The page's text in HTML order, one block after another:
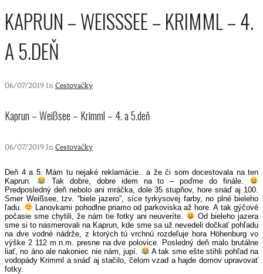
KAPRUN – WEISSSEE – KRIMML – 4. A
5.DEŇ
06/07/2019 In Cestovačky
Kaprun – Weißsee – Krimml – 4. a 5.deň
06/07/2019 In Cestovačky
Deň 4 a 5: Mám tu nejaké reklamácie.. a že či som docestovala na ten
Kaprun.
Tak dobre, dobre idem na to – poďme do finále.
Predposledný deň nebolo ani mráčka, dole 35 stupňov, hore snáď aj 100.
Smer Weißsee, tzv. “biele jazero”, síce tyrkysovej farby, no plné bieleho
ľadu.
Lanovkami pohodlne priamo od parkoviska až hore. A tak gýčové
počasie sme chytili, že nám tie fotky ani neuveríte.
Od bieleho jazera
sme si to nasmerovali na Kaprun, kde sme sa už nevedeli dočkať pohľadu
na dve vodné nádrže, z ktorých tú vrchnú rozdeľuje hora Höhenburg vo
výške 2 112 m.n.m. presne na dve polovice. Posledný deň malo brutálne
liať, no áno ale nakoniec nie nám, jupí.
A tak sme ešte stihli pohľad na
vodopády Krimml a snáď aj stačilo, čelom vzad a hajde domov upravovať
fotky.